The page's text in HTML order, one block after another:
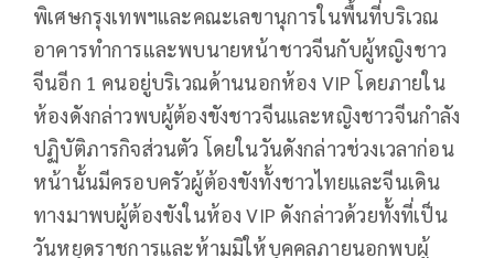
พิเศษกรุงเทพฯและคณะเลขานุการในพื้นที่บริเวณ
อาคารทำการและพบนายหน้าชาวจีนกับผู้หญิงชาว
จีนอีก 1 คนอยู่บริเวณด้านนอกห้อง VIP โดยภายใน
ห้องดังกล่าวพบผู้ต้องขังชาวจีนและหญิงชาวจีนกำลัง
ปฏิบัติภารกิจส่วนตัว โดยในวันดังกล่าวช่วงเวลาก่อน
หน้านั้นมีครอบครัวผู้ต้องขังทั้งชาวไทยและจีนเดิน
ทางมาพบผู้ต้องขังในห้อง VIP ดังกล่าวด้วยทั้งที่เป็น
วันหยุดราชการและห้ามมิให้บุคคลภายนอกพบผู้